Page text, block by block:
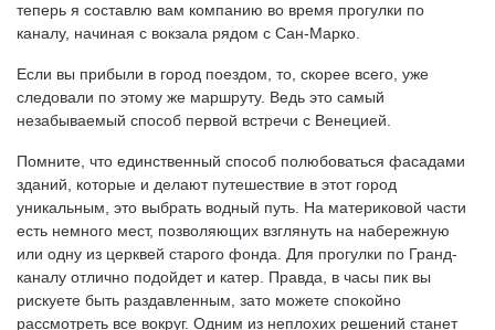
теперь я составлю вам компанию во время прогулки по
каналу, начиная с вокзала рядом с Сан-Марко.
Если вы прибыли в город поездом, то, скорее всего, уже
следовали по этому же маршруту. Ведь это самый
незабываемый способ первой встречи с Венецией.
Помните, что единственный способ полюбоваться фасадами
зданий, которые и делают путешествие в этот город
уникальным, это выбрать водный путь. На материковой части
есть немного мест, позволяющих взглянуть на набережную
или одну из церквей старого фонда. Для прогулки по Гранд-
каналу отлично подойдет и катер. Правда, в часы пик вы
рискуете быть раздавленным, зато можете спокойно
рассмотреть все вокруг. Одним из неплохих решений станет